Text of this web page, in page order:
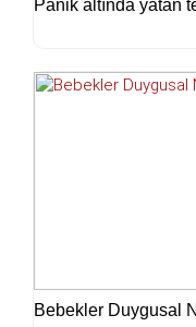
Panik altında yatan
Bebekler Duygusal